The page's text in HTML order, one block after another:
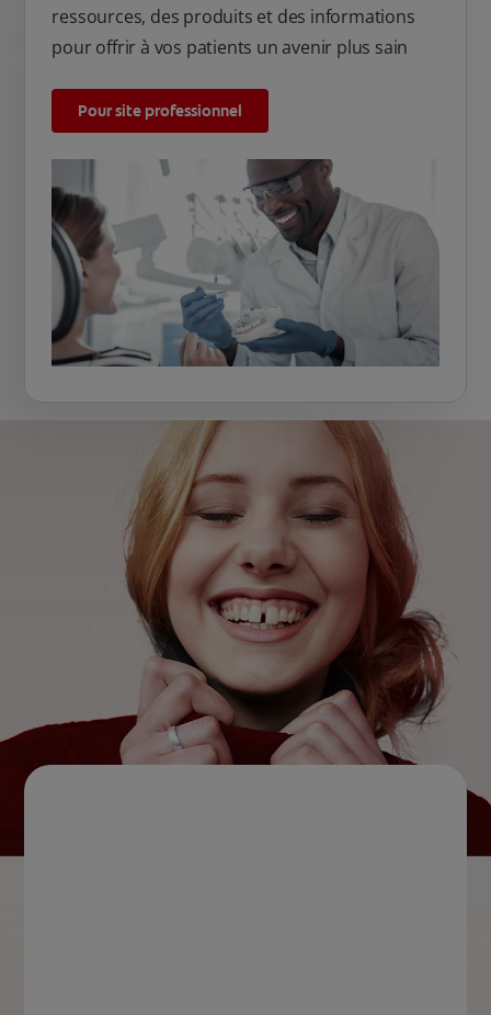
ressources, des produits et des informations
pour offrir à vos patients un avenir plus sain
Pour site professionnel